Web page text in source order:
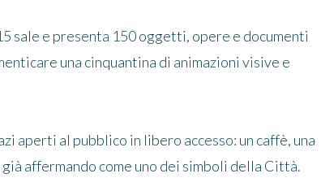
sale e presenta 150 oggetti, opere e documenti
una cinquantina di animazioni visive e
aperti al pubblico in libero accesso: un caffè, una
già affermando come uno dei simboli della Città.